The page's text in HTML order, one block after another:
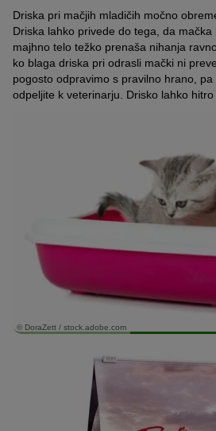
Driska pri mačjih mladičih močno
Driska lahko privede do tega, da
majhno telo težko prenaša nihanja
ko blaga driska pri odrasli mački ni
pogosto odpravimo s pravilno hrano,
odpeljite k veterinarju. Drisko lahko
© DoraZett / stock.adobe.com